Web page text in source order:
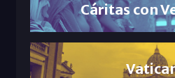
Cáritas con